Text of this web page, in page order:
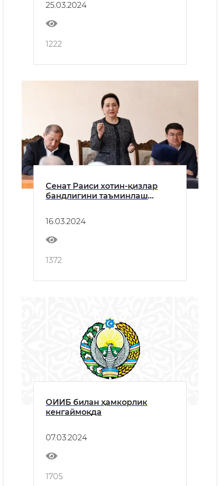
25.03.2024
1222
Сенат Раиси хотин-қизлар
бандлигини таъминлаш
туманида бўлди
16.03.2024
1372
ОИИБ билан ҳамкорлик
кенгаймоқда
07.03.2024
1705